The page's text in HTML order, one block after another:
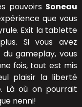
pouvoirs Soneau
que vous
Exit la tablette
Si vous avez
gameplay, vous
fois, tout est mis
plaisir la liberté
Là où on pourrait
nenni!